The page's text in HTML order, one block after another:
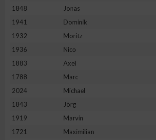
1848
Jonas
1941
Dominik
1932
Moritz
1936
Nico
1883
Axel
1788
Marc
2024
Michael
1843
Jörg
1919
Marvin
1721
Maximilian
Performance
Funktional
Werbung